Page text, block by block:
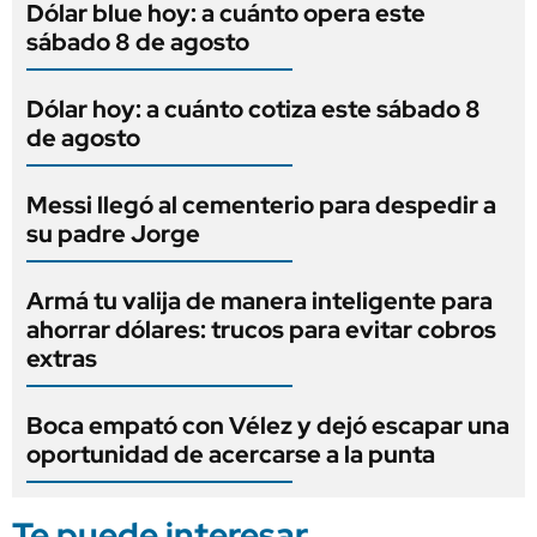
Dólar blue hoy: a cuánto opera este
sábado 8 de agosto
Dólar hoy: a cuánto cotiza este sábado 8
de agosto
Messi llegó al cementerio para despedir a
su padre Jorge
Armá tu valija de manera inteligente para
ahorrar dólares: trucos para evitar cobros
extras
Boca empató con Vélez y dejó escapar una
oportunidad de acercarse a la punta